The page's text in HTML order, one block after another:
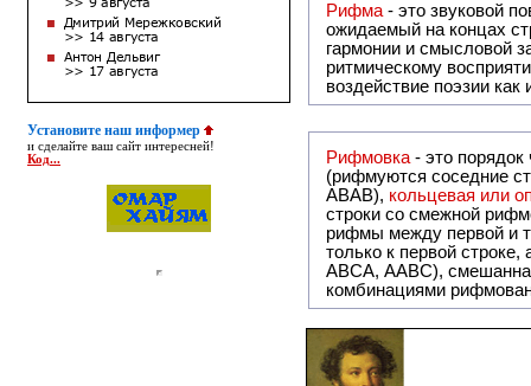
Установите наш информер
и сделайте ваш сайт интересней!
Код...
Рифма - это звуковой повтор, традиционно используемый в поэзии и, как
ожидаемый на концах
гармонии и смысловой
ритмическому
воздействие поэзии
Рифмовка - это
(рифмуются соседние
ABAB), кольцевая или
строки со смежной
рифмы между первой и
только к первой
ABCA, AABC), смешанная или вольная рифмовка (рифмовка в сложных строфах с различными
комбинациями